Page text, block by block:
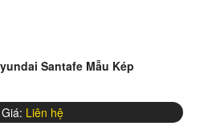
Santafe Mẫu Kép
Giá: Liên hệ